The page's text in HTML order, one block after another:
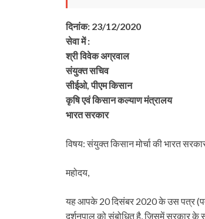
दिनांक: 23/12/2020
सेवा में :
श्री विवेक अग्रवाल
संयुक्त सचिव
सीईओ, पीएम किसान
कृषि एवं किसान कल्याण मंत्रालय
भारत सरकार
विषय: संयुक्त किसान मोर्चा की भारत
महोदय,
यह आपके 20 दिसंबर 2020 के उस पत्र
दर्शनपाल को संबोधित है, जिसमें सरकार के